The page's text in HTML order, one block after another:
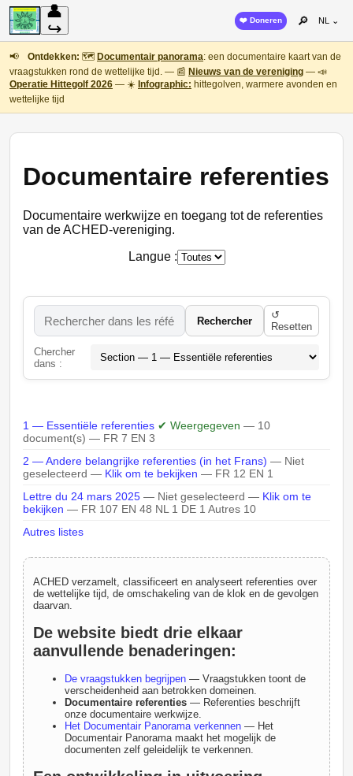
👤
↪
❤️ Doneren 🔎 NL ⌄
📢 Ontdekken: 🗺️ Documentair panorama: een documentaire kaart van de
vraagstukken rond de wettelijke tijd. — 📰 Nieuws van de vereniging — 📣
Operatie Hittegolf 2026 — ☀️ Infographic: hittegolven, warmere avonden en
wettelijke tijd
Documentaire referenties
Documentaire werkwijze en toegang tot de referenties
van de ACHED-vereniging.
Langue :
Rechercher
↺
Resetten
Chercher
dans :
1 — Essentiële referenties ✔ Weergegeven — 10
document(s) — FR 7 EN 3
2 — Andere belangrijke referenties (in het Frans) — Niet
geselecteerd — Klik om te bekijken — FR 12 EN 1
Lettre du 24 mars 2025 — Niet geselecteerd — Klik om te
bekijken — FR 107 EN 48 NL 1 DE 1 Autres 10
Autres listes
ACHED verzamelt, classificeert en analyseert referenties over
de wettelijke tijd, de omschakeling van de klok en de gevolgen
daarvan.
De website biedt drie elkaar
aanvullende benaderingen:
De vraagstukken begrijpen — Vraagstukken toont de
verscheidenheid aan betrokken domeinen.
Documentaire referenties — Referenties beschrijft
onze documentaire werkwijze.
Het Documentair Panorama verkennen — Het
Documentair Panorama maakt het mogelijk de
documenten zelf geleidelijk te verkennen.